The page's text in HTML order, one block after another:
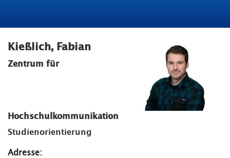
Kießlich, Fabian
Zentrum für
Hochschulkommunikation
Studienorientierung
Adresse: